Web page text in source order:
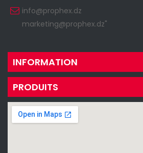
info@prophex.dz
marketing@prophex.dz"
INFORMATION
PRODUITS